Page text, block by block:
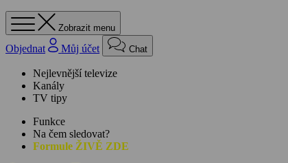
Zobrazit menu
Objednat Můj účet Chat
Nejlevnější televize
Kanály
TV tipy
Funkce
Na čem sledovat?
Formule ŽIVĚ ZDE